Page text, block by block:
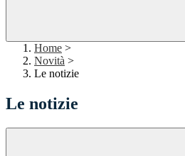
Home >
Novità >
Le notizie
Le notizie